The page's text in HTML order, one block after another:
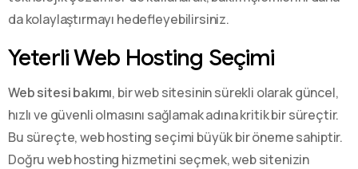
da kolaylaştırmayı hedefleyebilirsiniz.
Yeterli Web Hosting Seçimi
Web sitesi bakımı, bir web sitesinin sürekli olarak güncel,
hızlı ve güvenli olmasını sağlamak adına kritik bir süreçtir.
Bu süreçte, web hosting seçimi büyük bir öneme sahiptir.
Doğru web hosting hizmetini seçmek, web sitenizin